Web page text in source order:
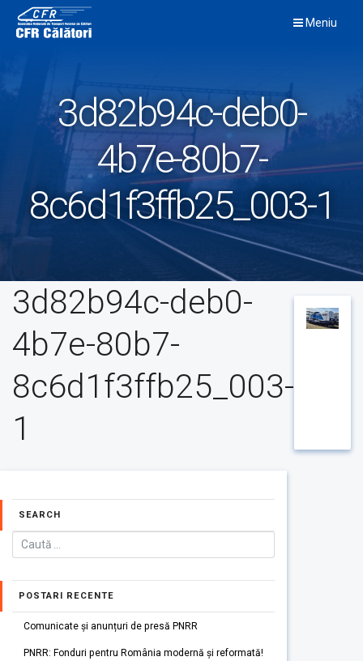
content
Meniu
3d82b94c-deb0-
4b7e-80b7-
8c6d1f3ffb25_003-1
3d82b94c-deb0-
4b7e-80b7-
8c6d1f3ffb25_003-
1
SEARCH
POSTARI RECENTE
Comunicate și anunțuri de presă PNRR
PNRR: Fonduri pentru România modernă și reformată!